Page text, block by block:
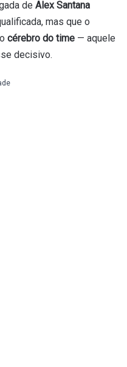
de Alex Santana
mas que o
cérebro do time — aquele
decisivo.